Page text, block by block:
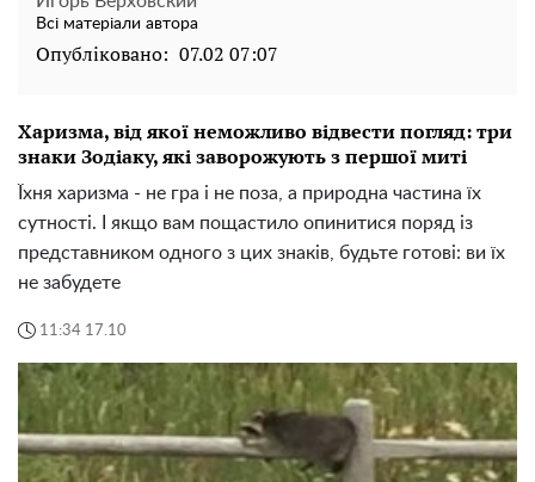
Всі матеріали автора
Опубліковано: 07.02 07:07
Харизма, від якої неможливо відвести погляд: три
знаки Зодіаку, які заворожують з першої миті
Їхня харизма - не гра і не поза, а природна частина їх
сутності. І якщо вам пощастило опинитися поряд із
представником одного з цих знаків, будьте готові: ви їх
не забудете
11:34 17.10